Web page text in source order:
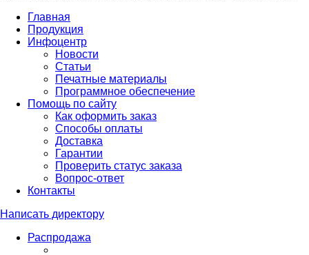
Главная
Продукция
Инфоцентр
Новости
Статьи
Печатные материалы
Программное обеспечение
Помощь по сайту
Как оформить заказ
Способы оплаты
Доставка
Гарантии
Проверить статус заказа
Вопрос-ответ
Контакты
Написать директору
Распродажа